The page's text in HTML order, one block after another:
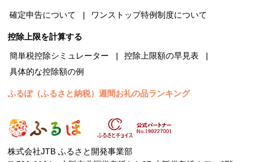
確定申告について
ワンストップ特例制度について
控除上限を計算する
簡単税控除シミュレーター
控除上限額の早見表
具体的な控除額の例
ふるぽ（ふるさと納税）週間お礼の品ランキング
株式会社JTB ふるさと開発事業部